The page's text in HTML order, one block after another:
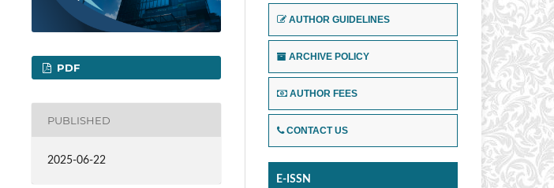
PDF
PUBLISHED
2025-06-22
AUTHOR GUIDELINES
ARCHIVE POLICY
AUTHOR FEES
CONTACT US
E-ISSN